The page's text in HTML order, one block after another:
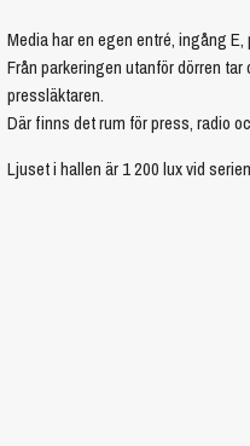
Media har en egen entré, ingång
Från parkeringen utanför dörren
pressläktaren.
Där finns det rum för press, radio
Ljuset i hallen är 1 200 lux vid